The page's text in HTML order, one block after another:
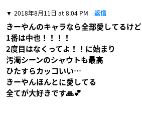
2018年8月11日 at 8:04 PM 返信
きーやんのキャラなら全部愛してるけど
1番は中也！！！！
2度目はなくってよ！！に始まり
汚濁シーンのシャウトも最高
ひたすらカッコいい…
きーやんほんとに愛してる
全てが大好きです🙏💕